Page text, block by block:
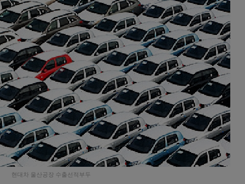
현대차 울산공장 수출선적부두